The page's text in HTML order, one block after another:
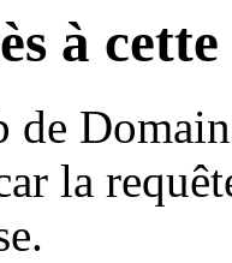
à
de
la